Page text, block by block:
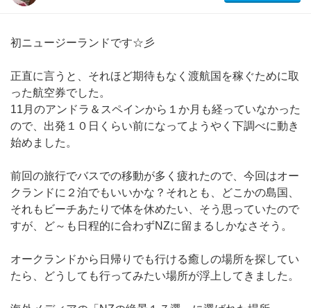
初ニュージーランドです☆彡
正直に言うと、それほど期待もなく渡航国を稼ぐために取
った航空券でした。
11月のアンドラ＆スペインから１か月も経っていなかった
ので、出発１０日くらい前になってようやく下調べに動き
始めました。
前回の旅行でバスでの移動が多く疲れたので、今回はオー
クランドに２泊でもいいかな？それとも、どこかの島国、
それもビーチあたりで体を休めたい、そう思っていたので
すが、ど～も日程的に合わずNZに留まるしかなさそう。
オークランドから日帰りでも行ける癒しの場所を探してい
たら、どうしても行ってみたい場所が浮上してきました。